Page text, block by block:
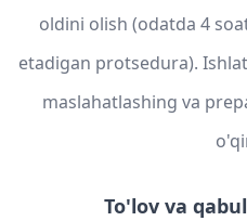
oldini olish (odatda 4
etadigan protsedura).
maslahatlashing va
To'lov va